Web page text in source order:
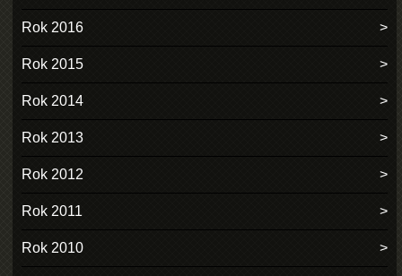
Rok 2016
Rok 2015
Rok 2014
Rok 2013
Rok 2012
Rok 2011
Rok 2010